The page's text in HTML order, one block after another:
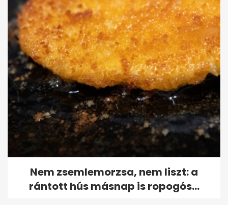
Nem zsemlemorzsa, nem liszt: a
rántott hús másnap is ropogós...